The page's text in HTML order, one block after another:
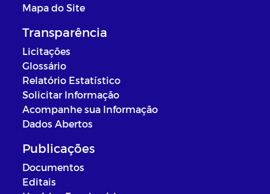
Mapa do Site
Transparência
Licitações
Glossário
Relatório Estatístico
Solicitar Informação
Acompanhe sua Informação
Dados Abertos
Publicações
Documentos
Editais